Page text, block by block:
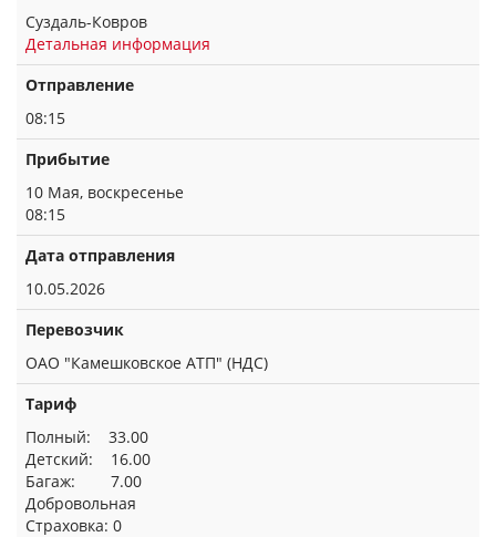
Суздаль-Ковров
Детальная информация
Отправление
08:15
Прибытие
10 Мая, воскресенье
08:15
Дата отправления
10.05.2026
Перевозчик
ОАО "Камешковское АТП" (НДС)
Тариф
Полный: 33.00
Детский: 16.00
Багаж: 7.00
Добровольная
Страховка: 0